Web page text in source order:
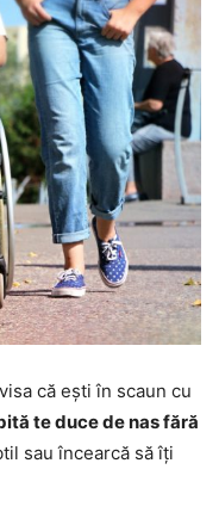
că ești în scaun cu
te duce de nas fără
sau încearcă să îți